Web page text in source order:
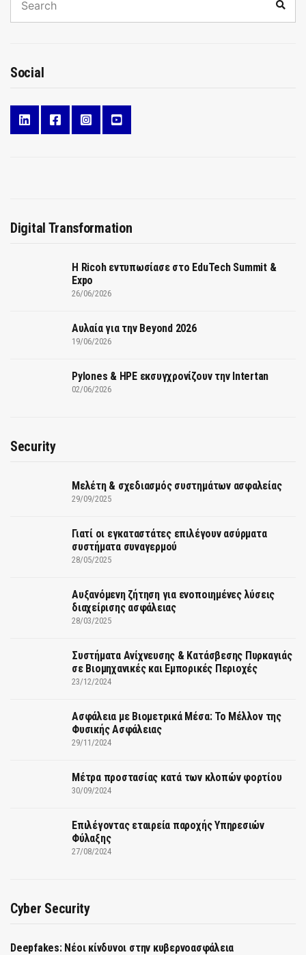
for:
Social
Digital Transformation
Η Ricoh εντυπωσίασε στο EduTech Summit &
Expo
26/06/2026
Αυλαία για την Beyond 2026
19/06/2026
Pylones & HPE εκσυγχρονίζουν την Intertan
02/06/2026
Security
Μελέτη & σχεδιασμός συστημάτων ασφαλείας
29/09/2025
Γιατί οι εγκαταστάτες επιλέγουν ασύρματα
συστήματα συναγερμού
28/05/2025
Αυξανόμενη ζήτηση για ενοποιημένες λύσεις
διαχείρισης ασφάλειας
28/03/2025
Συστήματα Ανίχνευσης & Κατάσβεσης Πυρκαγιάς
σε Βιομηχανικές και Εμπορικές Περιοχές
23/12/2024
Ασφάλεια με Βιομετρικά Μέσα: Το Μέλλον της
Φυσικής Ασφάλειας
29/11/2024
Μέτρα προστασίας κατά των κλοπών φορτίου
30/09/2024
Επιλέγοντας εταιρεία παροχής Υπηρεσιών
Φύλαξης
27/08/2024
Cyber Security
Deepfakes: Νέοι κίνδυνοι στην κυβερνοασφάλεια